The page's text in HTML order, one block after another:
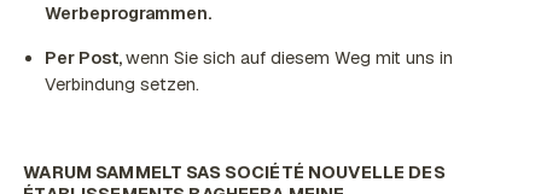
Werbeprogrammen.
Per Post,wenn Sie sich auf diesem Weg mit uns in
Verbindung setzen.
WARUM SAMMELT SAS SOCIÉTÉ NOUVELLE DES